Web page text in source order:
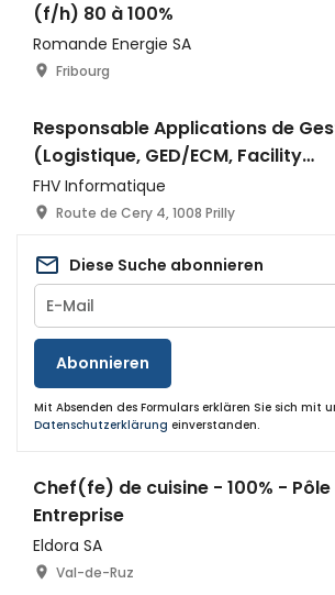
(f/h) 80 à 100%
Romande Energie SA
Fribourg
Responsable Applications de
(Logistique, GED/ECM, Facility
Management)
FHV Informatique
Route de Cery 4, 1008 Prilly
Diese Suche abonnieren
Abonnieren
Mit Absenden des Formulars erklären Sie sich mit
Datenschutzerklärung einverstanden.
Chef(fe) de cuisine - 100% - Pôle
Entreprise
Eldora SA
Val-de-Ruz